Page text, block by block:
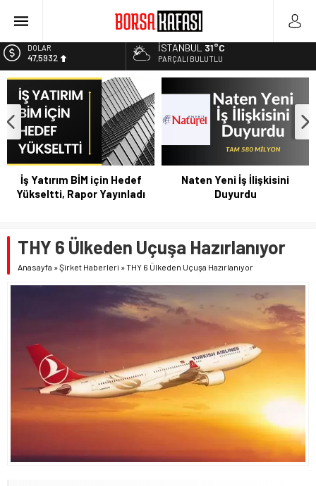
Borsa Bugün Ne Olur? 04/08/2023
Haftanın En Çok Kazandıran Yatırım Aracı
Bitcoin Halving Sonrası Kripto Para Piyasası
2027 Borsa Yatırımları: Akıllı Portföy Stratejileri
DOLAR
47,5932
EURO
55,0919
ALTIN
6.525,81
BİST
13.703,13
İSTANBUL 31°C
PARÇALI BULUTLU
İş Yatırım BİM için Hedef
Yükseltti, Rapor Yayınladı
Naten Yeni İş İlişkisini
Duyurdu
THY 6 Ülkeden Uçuşa Hazırlanıyor
Anasayfa »Şirket Haberleri »THY 6 Ülkeden Uçuşa Hazırlanıyor